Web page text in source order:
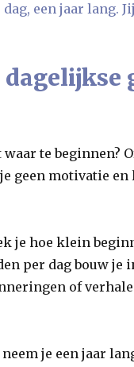
een jaar lang.
te beginnen?
geen motivatie en
je hoe klein
per dag bouw je
of
je een jaar